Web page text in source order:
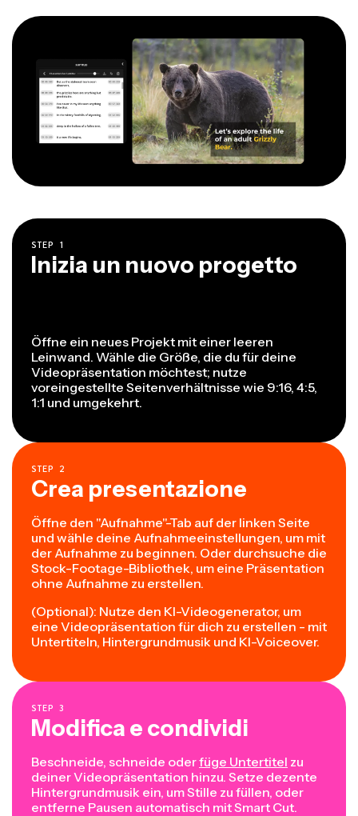
STEP 1
Inizia un nuovo progetto
Öffne ein neues Projekt mit einer leeren
Leinwand. Wähle die Größe, die du für deine
Videopräsentation möchtest; nutze
voreingestellte Seitenverhältnisse wie 9:16, 4:5,
1:1 und umgekehrt.
STEP 2
Crea presentazione
Öffne den "Aufnahme"-Tab auf der linken Seite
und wähle deine Aufnahmeeinstellungen, um mit
der Aufnahme zu beginnen. Oder durchsuche die
Stock-Footage-Bibliothek, um eine Präsentation
ohne Aufnahme zu erstellen.
(Optional): Nutze den KI-Videogenerator, um
eine Videopräsentation für dich zu erstellen - mit
Untertiteln, Hintergrundmusik und KI-Voiceover.
STEP 3
Modifica e condividi
Beschneide, schneide oderfüge Untertitel zu
deiner Videopräsentation hinzu. Setze dezente
Hintergrundmusik ein, um Stille zu füllen, oder
entferne Pausen automatisch mit Smart Cut.